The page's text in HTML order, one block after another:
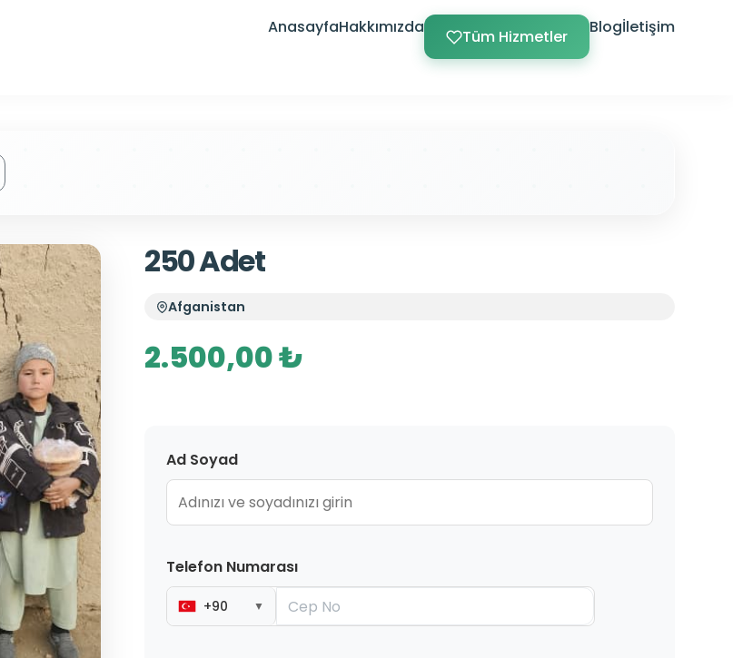
AnasayfaHakkımızda Tüm Hizmetler Blogİletişim
250 Adet
Afganistan
2.500,00 ₺
Ad Soyad
Telefon Numarası
+90 ▼